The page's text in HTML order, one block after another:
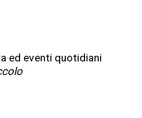
ed eventi quotidiani